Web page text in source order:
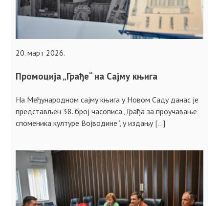
20. март 2026.
Промоција „Грађе“ на Сајму књига
На Међународном сајму књига у Новом Саду данас је
представљен 38. број часописа „Грађа за проучавање
споменика културе Војводине“, у издању […]